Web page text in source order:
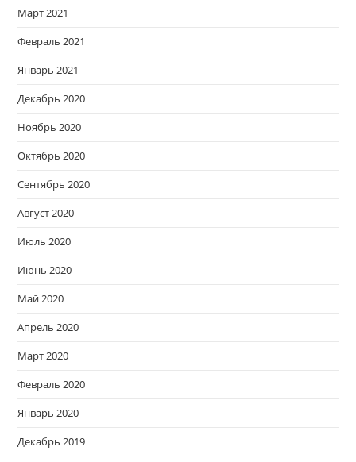
Март 2021
Февраль 2021
Январь 2021
Декабрь 2020
Ноябрь 2020
Октябрь 2020
Сентябрь 2020
Август 2020
Июль 2020
Июнь 2020
Май 2020
Апрель 2020
Март 2020
Февраль 2020
Январь 2020
Декабрь 2019